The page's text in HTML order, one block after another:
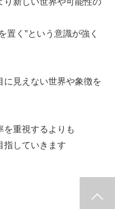
置く”という意識が強く
見えない世界や象徴を
を重視するよりも
指していきます